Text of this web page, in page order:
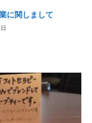
に関しまして